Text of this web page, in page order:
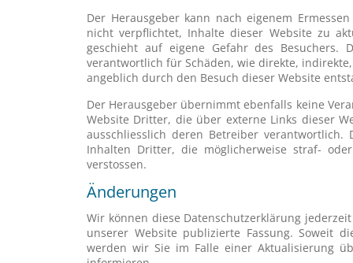
Der Herausgeber kann nach eigenem
nicht verpflichtet, Inhalte dieser Website zu
geschieht auf eigene Gefahr des Besuchers.
verantwortlich für Schäden, wie direkte,
angeblich durch den Besuch dieser Website
Der Herausgeber übernimmt ebenfalls keine
Website Dritter, die über externe Links dieser
ausschliesslich deren Betreiber
Inhalten Dritter, die möglicherweise straf-
verstossen.
Änderungen
Wir können diese Datenschutzerklärung
unserer Website publizierte Fassung. Soweit
werden wir Sie im Falle einer Aktualisierung